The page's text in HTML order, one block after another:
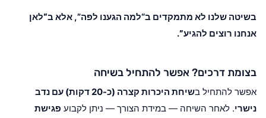
בשיטה שלנו לא מתמקדים ב“למה הגענו לפה”, אלא ב“לאן
אנחנו רוצים להגיע”.
בצומת דרכים? אפשר להתחיל בשיחה
אפשר להתחיל ב
שיחת היכרות קצרה (כ-20 דקות) עם נדב
נישרי. לאחר השיחה — במידת הצורך — ניתן לקבוע פגישת